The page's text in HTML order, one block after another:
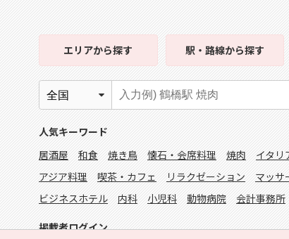
エリアから探す 駅・路線から探す
人気キーワード
居酒屋
和食 焼き鳥 懐石・会席料理 焼肉 イタリ
アジア料理
喫茶・カフェ リラクゼーション マッサ
ビジネスホテル
内科 小児科 動物病院 会計事務所
掲載者ログイン